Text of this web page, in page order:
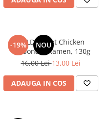
-19% NOU
BULDAK Hot Chicken
Carbonara Ramen, 130g
16,00 Lei13,00 Lei
ADAUGA IN COS